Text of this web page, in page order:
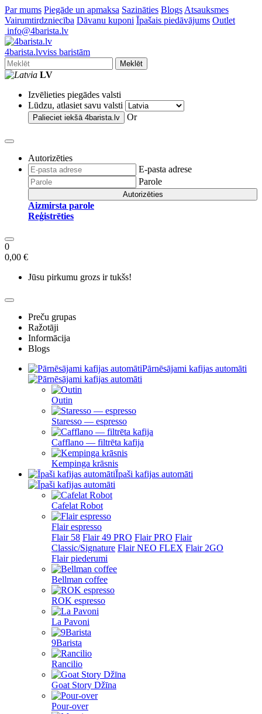
Par mums Piegāde un apmaksa Sazināties Blogs Atsauksmes
Vairumtirdzniecība Dāvanu kuponi Īpašais piedāvājums Outlet
info@4barista.lv
4barista.lvviss baristām
Meklēt
LV
Izvēlieties piegādes valsti
Lūdzu, atlasiet savu valsti
Palieciet iekšā 4barista.lv Or
Autorizēties
E-pasta adrese
Parole
Autorizēties
Aizmirsta parole
Reģistrēties
0
0,00 €
Jūsu pirkumu grozs ir tukšs!
Preču grupas
Ražotāji
Informācija
Blogs
Pārnēsājami kafijas automāti
Outin
Staresso — espresso
Cafflano — filtrēta kafija
Kempinga krāsnis
Īpaši kafijas automāti
Cafelat Robot
Flair espresso
Flair 58 Flair 49 PRO Flair PRO Flair
Classic/Signature Flair NEO FLEX Flair 2GO
Flair piederumi
Bellman coffee
ROK espresso
La Pavoni
9Barista
Rancilio
Goat Story Džīna
Pour-over